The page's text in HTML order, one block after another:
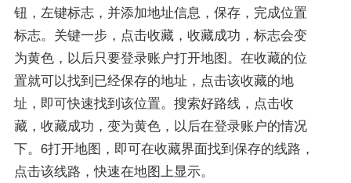
钮，左键标志，并添加地址信息，保存，完成位置
标志。关键一步，点击收藏，收藏成功，标志会变
为黄色，以后只要登录账户打开地图。在收藏的位
置就可以找到已经保存的地址，点击该收藏的地
址，即可快速找到该位置。搜索好路线，点击收
藏，收藏成功，变为黄色，以后在登录账户的情况
下。6打开地图，即可在收藏界面找到保存的线路，
点击该线路，快速在地图上显示。